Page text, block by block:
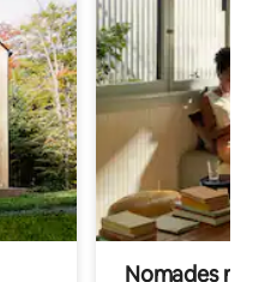
Nomades